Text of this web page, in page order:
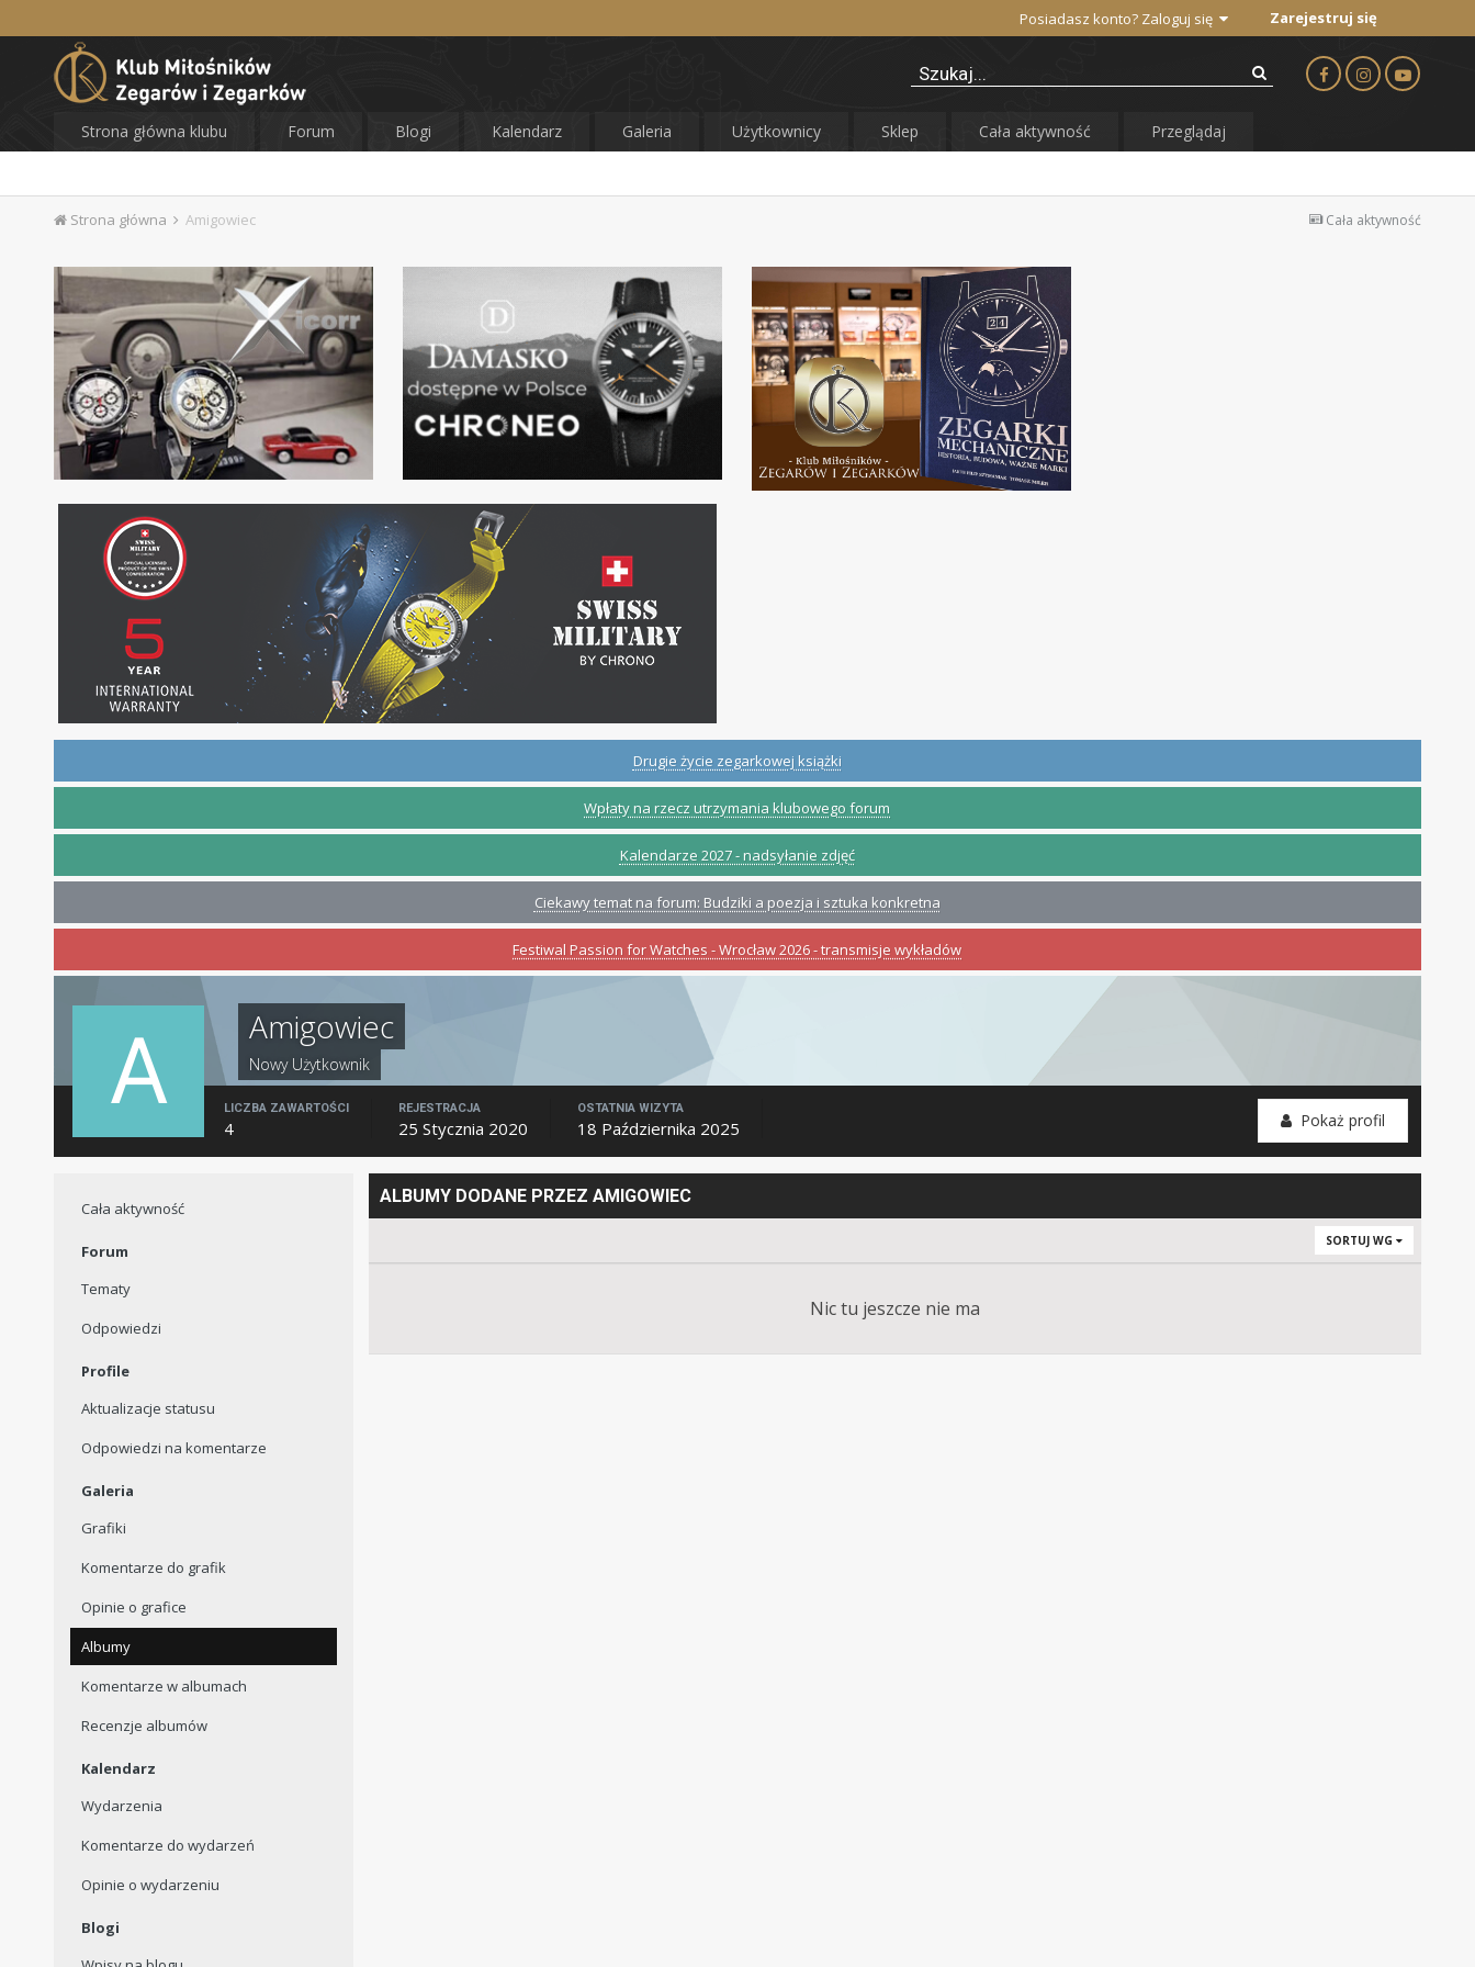
Posiadasz konto? Zaloguj się Zarejestruj się
Strona główna klubu Forum Blogi Kalendarz Galeria Użytkownicy Sklep Cała aktywność Przeglądaj
Cała aktywność
Strona główna Amigowiec
Drugie życie zegarkowej książki
Wpłaty na rzecz utrzymania klubowego forum
Kalendarze 2027 - nadsyłanie zdjęć
Ciekawy temat na forum: Budziki a poezja i sztuka konkretna
Festiwal Passion for Watches - Wrocław 2026 - transmisje wykładów
Amigowiec
Nowy Użytkownik
Pokaż profil
LICZBA ZAWARTOŚCI
4
REJESTRACJA
25 Stycznia 2020
OSTATNIA WIZYTA
18 Października 2025
Cała aktywność
Forum
Tematy
Odpowiedzi
Profile
Aktualizacje statusu
Odpowiedzi na komentarze
Galeria
Grafiki
Komentarze do grafik
Opinie o grafice
Albumy
Komentarze w albumach
Recenzje albumów
Kalendarz
Wydarzenia
Komentarze do wydarzeń
Opinie o wydarzeniu
Blogi
ALBUMY DODANE PRZEZ AMIGOWIEC
SORTUJ WG
Nic tu jeszcze nie ma